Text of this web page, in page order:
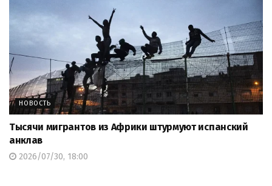
НОВОСТЬ
Тысячи мигрантов из Африки штурмуют испанский
анклав
2026/07/30, 18:00